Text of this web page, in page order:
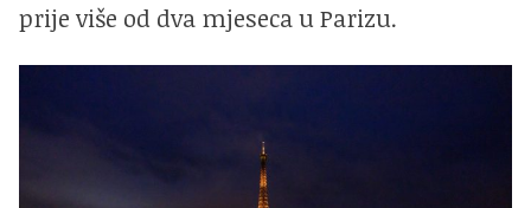
prije više od dva mjeseca u Parizu.